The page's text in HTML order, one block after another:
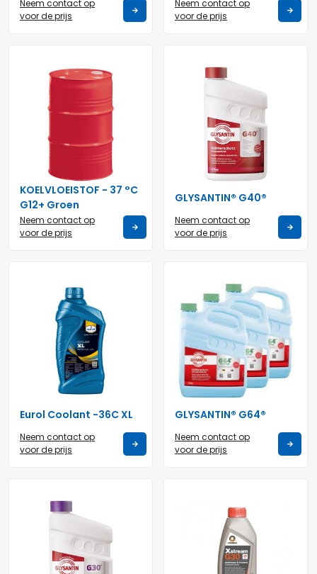
Neem contact op
voor de prijs
Neem contact op
voor de prijs
KOELVLOEISTOF - 37 °C
G12+ Groen
Neem contact op
voor de prijs
GLYSANTIN® G40®
Neem contact op
voor de prijs
Eurol Coolant -36C XL
Neem contact op
voor de prijs
GLYSANTIN® G64®
Neem contact op
voor de prijs